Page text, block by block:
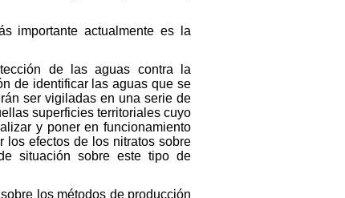
importante actualmente es la
de las aguas contra la
de identificar las aguas que se
ser vigiladas en una serie de
superficies territoriales cuyo
y poner en funcionamiento
los efectos de los nitratos sobre
situación sobre este tipo de
los métodos de producción